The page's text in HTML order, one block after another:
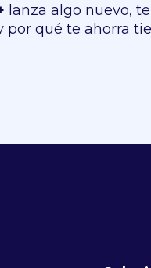
lanza algo nuevo,
por qué te ahorra